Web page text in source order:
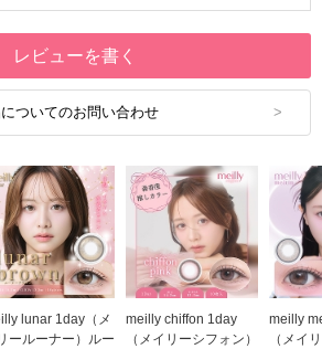
レビューを書く
ついてのお問い合わせ
lunar 1day（メ
ールーナー）ルー
meilly chiffon 1day
（メイリーシフォン）
meilly
（メイ